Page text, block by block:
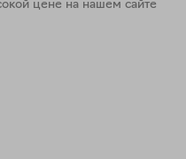
цене на нашем сайте